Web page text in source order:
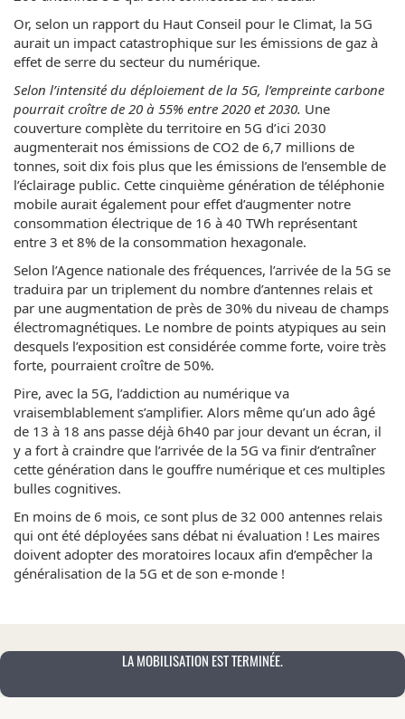
Or, selon un rapport du Haut Conseil pour le Climat, la 5G
aurait un impact catastrophique sur les émissions de gaz à
effet de serre du secteur du numérique.
Selon l’intensité du déploiement de la 5G, l’empreinte carbone
pourrait croître de 20 à 55% entre 2020 et 2030. Une
couverture complète du territoire en 5G d’ici 2030
augmenterait nos émissions de CO2 de 6,7 millions de
tonnes, soit dix fois plus que les émissions de l’ensemble de
l’éclairage public. Cette cinquième génération de téléphonie
mobile aurait également pour effet d’augmenter notre
consommation électrique de 16 à 40 TWh représentant
entre 3 et 8% de la consommation hexagonale.
Selon l’Agence nationale des fréquences, l’arrivée de la 5G se
traduira par un triplement du nombre d’antennes relais et
par une augmentation de près de 30% du niveau de champs
électromagnétiques. Le nombre de points atypiques au sein
desquels l’exposition est considérée comme forte, voire très
forte, pourraient croître de 50%.
Pire, avec la 5G, l’addiction au numérique va
vraisemblablement s’amplifier. Alors même qu’un ado âgé
de 13 à 18 ans passe déjà 6h40 par jour devant un écran, il
y a fort à craindre que l’arrivée de la 5G va finir d’entraîner
cette génération dans le gouffre numérique et ces multiples
bulles cognitives.
En moins de 6 mois, ce sont plus de 32 000 antennes relais
qui ont été déployées sans débat ni évaluation ! Les maires
doivent adopter des moratoires locaux afin d’empêcher la
généralisation de la 5G et de son e-monde !
LA MOBILISATION EST TERMINÉE.